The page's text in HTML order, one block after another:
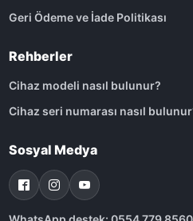
Geri Ödeme ve İade Politikası
Rehberler
Cihaz modeli nasıl bulunur?
Cihaz seri numarası nasıl
Sosyal Medya